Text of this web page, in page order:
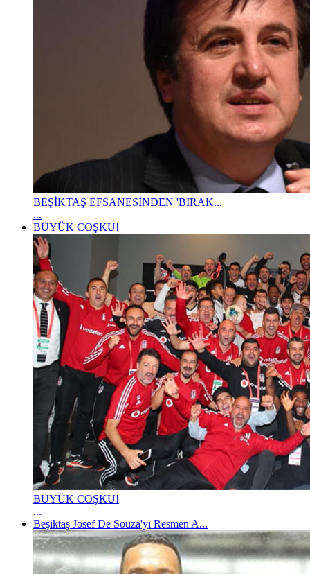
BEŞİKTAŞ EFSANESİNDEN 'BIRAK...
...
BÜYÜK COŞKU!
BÜYÜK COŞKU!
...
Beşiktaş Josef De Souza'yı Resmen A...